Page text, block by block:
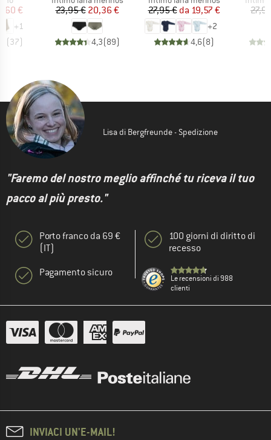
ridotto
€
+1
(37)
Prezzo
23,95 € Prezzo ridotto
20,36 €
4,3(89)
Prezzo
27,95 € Prezzo ridotto
da 19,57 €
+2
4,6(8)
Lisa di Bergfreunde - Spedizione
"Faremo del nostro meglio affinché tu riceva il tuo
pacco al più presto."
Porto franco da 69 €
(IT)
Pagamento sicuro
100 giorni di diritto di
recesso
Le recensioni di 988
clienti
INVIACI UN'E-MAIL!